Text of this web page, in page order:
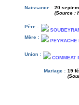
Naissance : 20
(Source :
Père :
Mère :
PEYRACHE
Union :
COMMEAT
Mariage : 19